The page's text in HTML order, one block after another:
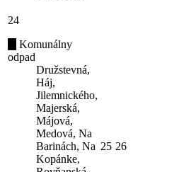
24
Komunálny
odpad
Družstevná,
Háj,
Jilemnického,
Majerská,
Májová,
Medová, Na
Barinách, Na
Kopánke,
25 26